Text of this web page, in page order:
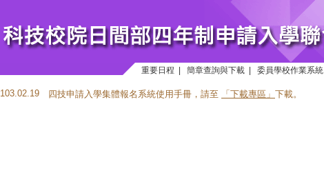
重要日程 簡章查詢與下載 委員學校作業系統
103.02.19 四技申請入學集體報名系統使用手冊，請至 「下載專區」 下載。